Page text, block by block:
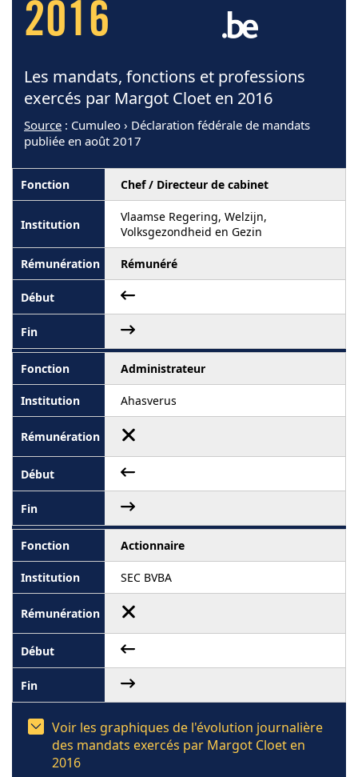
2016
Les mandats, fonctions et professions
exercés par Margot Cloet en 2016
Source : Cumuleo › Déclaration fédérale de mandats
publiée en août 2017
Chef / Directeur de cabinet
Vlaamse Regering, Welzijn,
Volksgezondheid en Gezin
Rémunéré
Administrateur
Ahasverus
Actionnaire
SEC BVBA
Voir les graphiques de l'évolution journalière
des mandats exercés par Margot Cloet en
2016